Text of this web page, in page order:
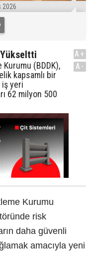
2026
Kurumu (BDDK),
kapsamlı bir
iş yeri
62 milyon 500
A+
A-
Kurumu
risk
daha güvenli
amacıyla yeni